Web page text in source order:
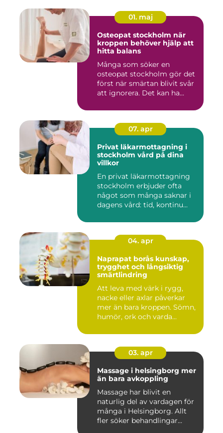
01. maj
Osteopat stockholm när
kroppen behöver hjälp att
hitta balans
Många som söker en
osteopat stockholm gör det
först när smärtan blivit svår
att ignorera. Det kan ha...
07. apr
Privat läkarmottagning i
stockholm vård på dina
villkor
En privat läkarmottagning
stockholm erbjuder ofta
något som många saknar i
dagens vård: tid, kontinu...
04. apr
Naprapat borås kunskap,
trygghet och långsiktig
smärtlindring
Att leva med värk i rygg,
nacke eller axlar påverkar
mer än bara kroppen. Sömn,
humör, ork och varda...
03. apr
Massage i helsingborg mer
än bara avkoppling
Massage har blivit en
naturlig del av vardagen för
många i Helsingborg. Allt
fler söker behandlingar...